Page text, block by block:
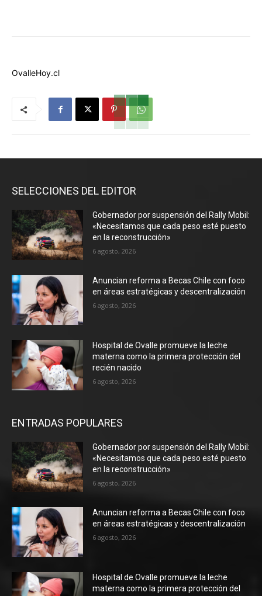
OvalleHoy.cl
SELECCIONES DEL EDITOR
Gobernador por suspensión del Rally Mobil:
«Necesitamos que cada peso esté puesto
en la reconstrucción»
6 agosto, 2026
Anuncian reforma a Becas Chile con foco
en áreas estratégicas y descentralización
6 agosto, 2026
Hospital de Ovalle promueve la leche
materna como la primera protección del
recién nacido
6 agosto, 2026
ENTRADAS POPULARES
Gobernador por suspensión del Rally Mobil:
«Necesitamos que cada peso esté puesto
en la reconstrucción»
6 agosto, 2026
Anuncian reforma a Becas Chile con foco
en áreas estratégicas y descentralización
6 agosto, 2026
Hospital de Ovalle promueve la leche
materna como la primera protección del